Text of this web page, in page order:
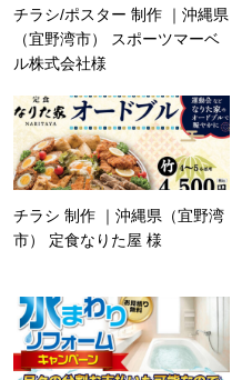
チラシ/ポスター 制作 ｜沖縄県
（宜野湾市） スポーツマーベ
ル株式会社様
チラシ 制作 ｜沖縄県（宜野湾
市） 定食なりた屋 様